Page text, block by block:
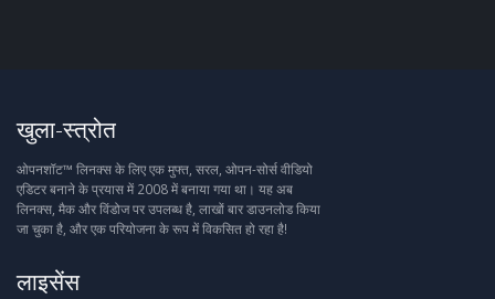
खुला-स्त्रोत
ओपनशॉट™ लिनक्स के लिए एक मुफ्त, सरल, ओपन-सोर्स वीडियो
एडिटर बनाने के प्रयास में 2008 में बनाया गया था। यह अब
लिनक्स, मैक और विंडोज पर उपलब्ध है, लाखों बार डाउनलोड किया
जा चुका है, और एक परियोजना के रूप में विकसित हो रहा है!
लाइसेंस